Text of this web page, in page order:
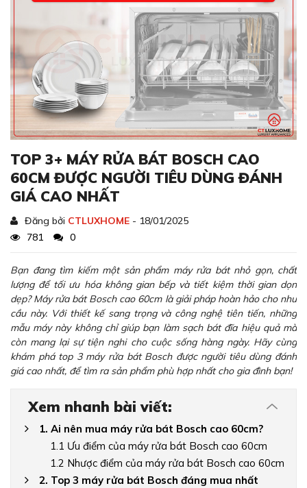
TOP 3+ MÁY RỬA BÁT BOSCH CAO
60CM ĐƯỢC NGƯỜI TIÊU DÙNG ĐÁNH
GIÁ CAO NHẤT
Đăng bởi CTLUXHOME - 18/01/2025
781
0
Bạn đang tìm kiếm một sản phẩm máy rửa bát nhỏ gọn, chất
lượng để tối ưu hóa không gian bếp và tiết kiệm thời gian dọn
dẹp? Máy rửa bát Bosch cao 60cm là giải pháp hoàn hảo cho nhu
cầu này. Với thiết kế sang trọng và công nghệ tiên tiến, những
mẫu máy này không chỉ giúp bạn làm sạch bát đĩa hiệu quả mà
còn mang lại sự tiện nghi cho cuộc sống hàng ngày. Hãy cùng
khám phá top 3 máy rửa bát Bosch được người tiêu dùng đánh
giá cao nhất, để tìm ra sản phẩm phù hợp nhất cho gia đình bạn!
Xem nhanh bài viết:
1. Ai nên mua máy rửa bát Bosch cao 60cm?
1.1 Ưu điểm của máy rửa bát Bosch cao 60cm
1.2 Nhược điểm của máy rửa bát Bosch cao 60cm
2. Top 3 máy rửa bát Bosch đáng mua nhất